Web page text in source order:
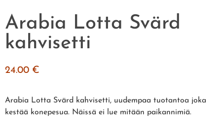
Arabia Lotta Svärd
kahvisetti
24.00 €
Arabia Lotta Svärd kahvisetti, uudempaa tuotantoa joka
kestää konepesua. Näissä ei lue mitään paikannimiä.